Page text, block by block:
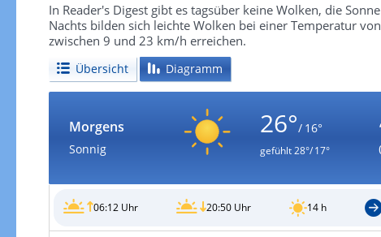
In Reader's Digest gibt es tagsüber keine Wolken, die
Nachts bilden sich leichte Wolken bei einer Temperatur
zwischen 9 und 23 km/h erreichen.
Übersicht Diagramm
Morgens
Sonnig
26°/ 16°
gefühlt28°/ 17°
06:12 Uhr 20:50 Uhr 14 h